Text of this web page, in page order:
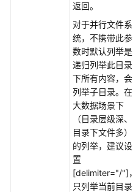
返回。
对于并行文件系
统，不携带此参
数时默认列举是
递归列举此目录
下所有内容，会
列举子目录。在
大数据场景下
（目录层级深、
目录下文件多）
的列举，建议设
置
[delimiter="/"]，
只列举当前目录